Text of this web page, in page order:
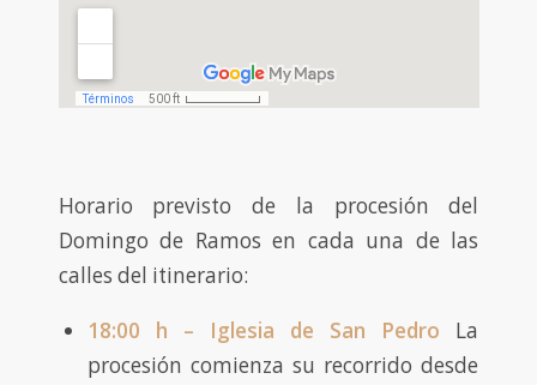
Horario previsto de la procesión del
Domingo de Ramos en cada una de las
calles del itinerario:
18:00 h – Iglesia de San Pedro La
procesión comienza su recorrido desde